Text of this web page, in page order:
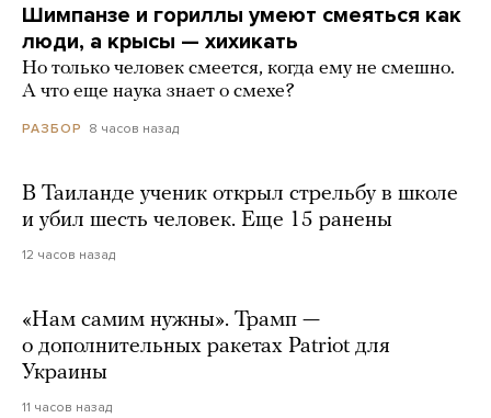
Шимпанзе и гориллы умеют смеяться как
люди, а крысы — хихикать
Но только человек смеется, когда ему не смешно.
А что еще наука знает о смехе?
РАЗБОР 8 часов назад
В Таиланде ученик открыл стрельбу в школе
и убил шесть человек. Еще 15 ранены
12 часов назад
«Нам самим нужны». Трамп —
о дополнительных ракетах Patriot для
Украины
11 часов назад